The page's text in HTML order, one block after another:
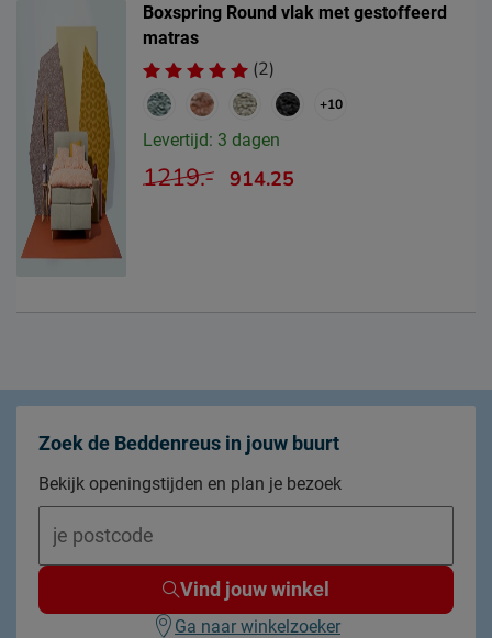
Boxspring Round vlak met gestoffeerd
matras
(2)
+10
Levertijd: 3 dagen
1219.- 914.25
Zoek de Beddenreus in jouw buurt
Bekijk openingstijden en plan je bezoek
Vind jouw winkel
Ga naar winkelzoeker